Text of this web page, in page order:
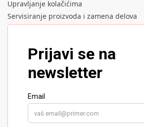
Upravljanje kolačićima
Servisiranje proizvoda i zamena delova